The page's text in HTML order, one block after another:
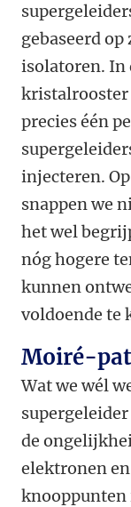
gebaseerd
isolatoren. In
precies één
injecteren.
snappen we
het wel
nóg hogere
kunnen
voldoende te
Moiré-
Wat we wél
de
elektronen